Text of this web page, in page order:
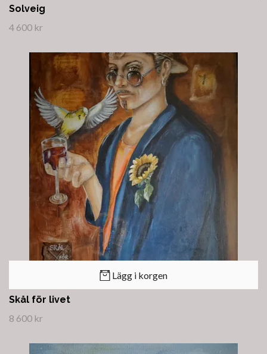
Solveig
4 600 kr
Lägg i korgen
Skål för livet
8 600 kr